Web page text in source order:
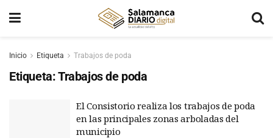
Inicio Etiqueta Trabajos de poda
Etiqueta:Trabajos de poda
El Consistorio realiza los trabajos de poda
en las principales zonas arboladas del
municipio